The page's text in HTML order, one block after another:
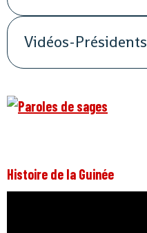
Vidéos-Présidents
Histoire de la Guinée